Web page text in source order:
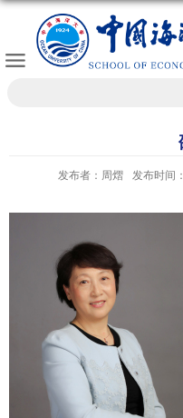
发布者：周熠 发布时间